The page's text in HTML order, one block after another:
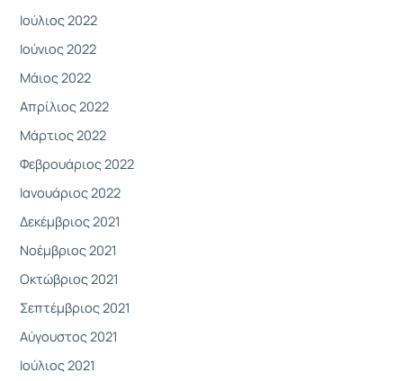
Ιούλιος 2022
Ιούνιος 2022
Μάιος 2022
Απρίλιος 2022
Μάρτιος 2022
Φεβρουάριος 2022
Ιανουάριος 2022
Δεκέμβριος 2021
Νοέμβριος 2021
Οκτώβριος 2021
Σεπτέμβριος 2021
Αύγουστος 2021
Ιούλιος 2021